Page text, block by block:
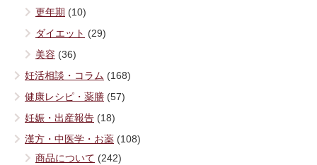
更年期 (10)
ダイエット (29)
美容 (36)
妊活相談・コラム (168)
健康レシピ・薬膳 (57)
妊娠・出産報告 (18)
漢方・中医学・お薬 (108)
商品について (242)